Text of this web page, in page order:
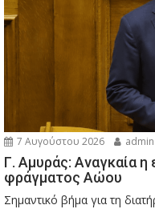
7 Αυγούστου 2026
Γ. Αμυράς: Αναγκαία η
φράγματος Αώου
Σημαντικό βήμα για τη